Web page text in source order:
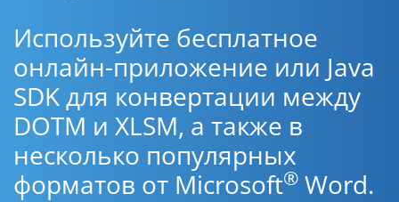
Используйте бесплатное
онлайн-приложение или Java
SDK для конвертации между
DOTM и XLSM, а также в
несколько популярных
форматов от Microsoft® Word.